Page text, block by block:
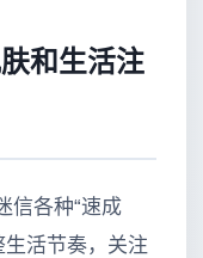
和生活注
信各种“速成
生活节奏，关注